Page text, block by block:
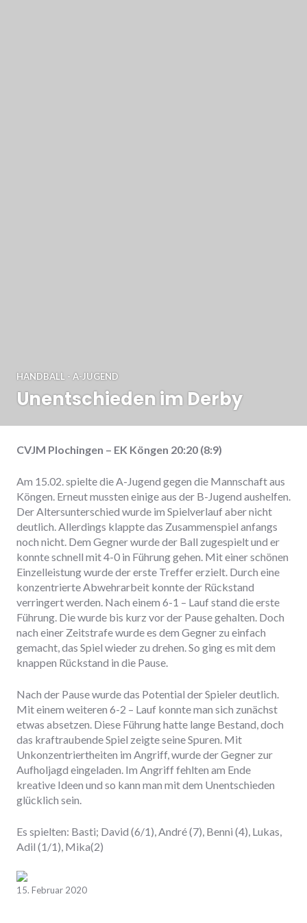
HANDBALL - A-JUGEND
Unentschieden im Derby
CVJM Plochingen – EK Köngen 20:20 (8:9)
Am 15.02. spielte die A-Jugend gegen die Mannschaft aus
Köngen. Erneut mussten einige aus der B-Jugend aushelfen.
Der Altersunterschied wurde im Spielverlauf aber nicht
deutlich. Allerdings klappte das Zusammenspiel anfangs
noch nicht. Dem Gegner wurde der Ball zugespielt und er
konnte schnell mit 4-0 in Führung gehen. Mit einer schönen
Einzelleistung wurde der erste Treffer erzielt. Durch eine
konzentrierte Abwehrarbeit konnte der Rückstand
verringert werden. Nach einem 6-1 – Lauf stand die erste
Führung. Die wurde bis kurz vor der Pause gehalten. Doch
nach einer Zeitstrafe wurde es dem Gegner zu einfach
gemacht, das Spiel wieder zu drehen. So ging es mit dem
knappen Rückstand in die Pause.
Nach der Pause wurde das Potential der Spieler deutlich.
Mit einem weiteren 6-2 – Lauf konnte man sich zunächst
etwas absetzen. Diese Führung hatte lange Bestand, doch
das kraftraubende Spiel zeigte seine Spuren. Mit
Unkonzentriertheiten im Angriff, wurde der Gegner zur
Aufholjagd eingeladen. Im Angriff fehlten am Ende
kreative Ideen und so kann man mit dem Unentschieden
glücklich sein.
Es spielten: Basti; David (6/1), André (7), Benni (4), Lukas,
Adil (1/1), Mika(2)
15. Februar 2020